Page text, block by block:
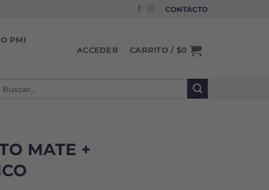
CONTACTO
PMI
ACCEDER
CARRITO / $0
MATE +